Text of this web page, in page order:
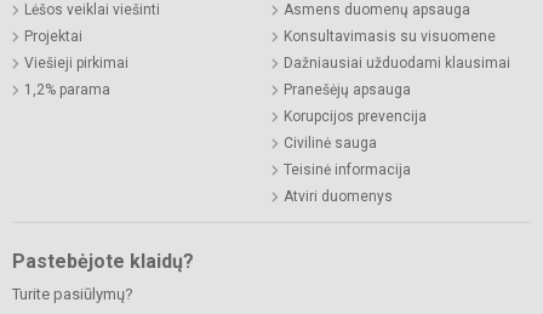
Lėšos veiklai viešinti
Projektai
Viešieji pirkimai
1,2% parama
Asmens duomenų apsauga
Konsultavimasis su visuomene
Dažniausiai užduodami klausimai
Pranešėjų apsauga
Korupcijos prevencija
Civilinė sauga
Teisinė informacija
Atviri duomenys
Pastebėjote klaidų?
Turite pasiūlymų?